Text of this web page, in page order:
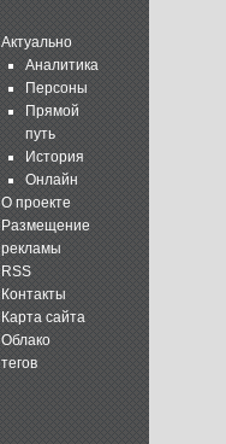
Актуально
Аналитика
Персоны
Прямой
путь
История
Онлайн
О проекте
Размещение
рекламы
RSS
Контакты
Карта сайта
Облако
тегов